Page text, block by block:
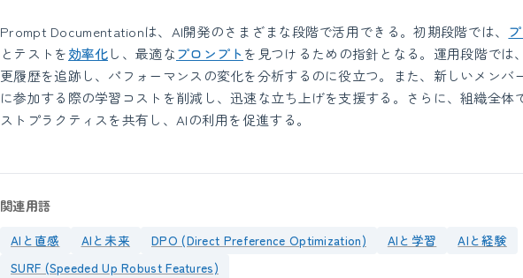
Prompt Documentationは、AI開発のさまざまな段階で活用できる。初期段階では、
とテストを効率化し、最適なプロンプト を見つけるための指針となる。運用段階では
更履歴を追跡し、パフォーマンスの変化を分析するのに役立つ。また、新しいメンバ
に参加する際の学習コストを削減し、迅速な立ち上げを支援する。さらに、組織全体
ストプラクティスを共有し、AIの利用を促進する。
関連用語
AIと直感 AIと未来 DPO (Direct Preference Optimization) AIと学習
AIと経験
SURF (Speeded Up Robust Features)